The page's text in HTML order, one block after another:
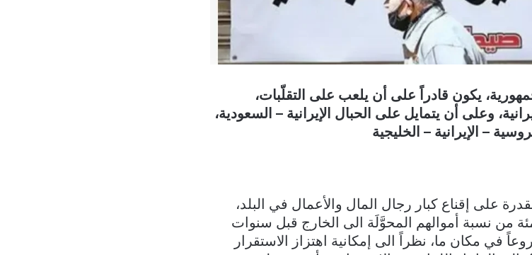
يكون قادراً على أن يلعب على التقلّبات،
وعلى أن يتمايل على الحبال الإيرانية – السعودية،
– الإيرانية – الخليجية
على إقناع كبار رجال المال والأعمال في البلد،
3 أو 5 أو 10… في المئة من نسبة أموالهم المحوَّلَة الى الخارج قبل سنوات
في مكان ما، نظراً الى إمكانية اهتزاز الاستقرار